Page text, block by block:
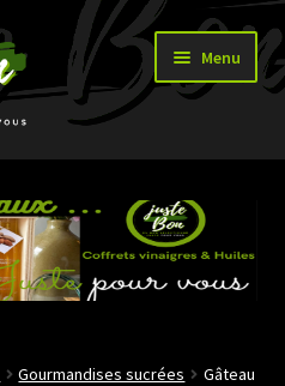
Menu
le
menu
Gourmandises sucrées
Gâteau